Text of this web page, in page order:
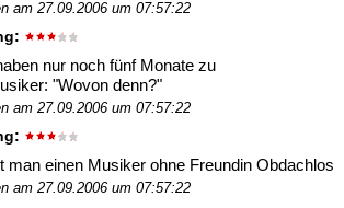
am 27.09.2006 um 07:57:22
nur noch fünf Monate zu
"Wovon denn?"
am 27.09.2006 um 07:57:22
man einen Musiker ohne Freundin Obdachlos
am 27.09.2006 um 07:57:22